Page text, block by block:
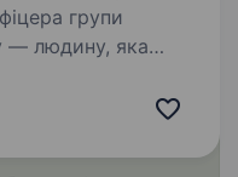
групи
— людину, яка
бойових дій.